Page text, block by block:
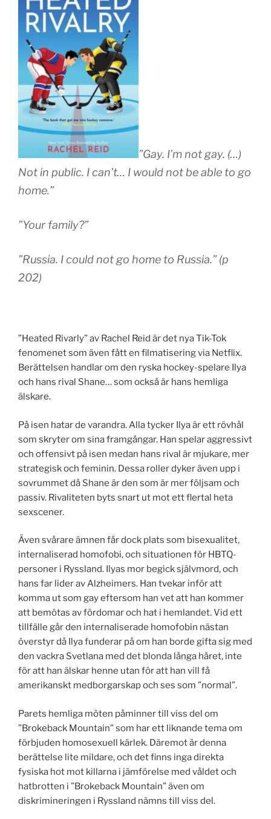
”Gay. I’m not gay. (…)
Not in public. I can’t… I would not be able to go
home.”
”Your family?”
”Russia. I could not go home to Russia.” (p
202)
”Heated Rivarly” av Rachel Reid är det nya Tik-Tok
fenomenet som även fått en filmatisering via Netflix.
Berättelsen handlar om den ryska hockey-spelare Ilya
och hans rival Shane… som också är hans hemliga
älskare.
På isen hatar de varandra. Alla tycker Ilya är ett rövhål
som skryter om sina framgångar. Han spelar aggressivt
och offensivt på isen medan hans rival är mjukare, mer
strategisk och feminin. Dessa roller dyker även upp i
sovrummet då Shane är den som är mer följsam och
passiv. Rivaliteten byts snart ut mot ett flertal heta
sexscener.
Även svårare ämnen får dock plats som bisexualitet,
internaliserad homofobi, och situationen för HBTQ-
personer i Ryssland. Ilyas mor begick självmord, och
hans far lider av Alzheimers. Han tvekar inför att
komma ut som gay eftersom han vet att han kommer
att bemötas av fördomar och hat i hemlandet. Vid ett
tillfälle går den internaliserade homofobin nästan
överstyr då Ilya funderar på om han borde gifta sig med
den vackra Svetlana med det blonda långa håret, inte
för att han älskar henne utan för att han vill få
amerikanskt medborgarskap och ses som ”normal”.
Parets hemliga möten påminner till viss del om
”Brokeback Mountain” som har ett liknande tema om
förbjuden homosexuell kärlek. Däremot är denna
berättelse lite mildare, och det finns inga direkta
fysiska hot mot killarna i jämförelse med våldet och
hatbrotten i ”Brokeback Mountain” även om
diskrimineringen i Ryssland nämns till viss del.